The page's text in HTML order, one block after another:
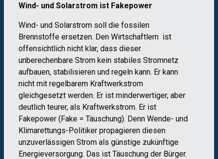
Wind- und Solarstrom ist Fakepower
Wind- und Solarstrom soll die fossilen
Brennstoffe ersetzen. Den Wirtschaftlern ist
offensichtlich nicht klar, dass dieser
unberechenbare Strom kein stabiles Stromnetz
aufbauen, stabilisieren und regeln kann. Er kann
nicht mit regelbarem Kraftwerkstrom
gleichgesetzt werden. Er ist minderwertiger, aber
deutlich teurer, als Kraftwerkstrom. Er ist
Fakepower (Fake = Täuschung). Denn Wende- und
Klimarettungs-Politiker propagieren diesen
unzuverlässigen Strom als günstige zukünftige
Energieversorgung. Das ist Täuschung der Bürger.